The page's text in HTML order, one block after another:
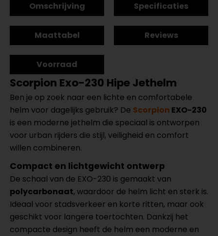
Omschrijving Specificaties
Maattabel Reviews
Voorraad
Scorpion Exo-230 Hipe Jethelm
Ben je op zoek naar een lichte en comfortabele
helm voor dagelijks gebruik? De Scorpion EXO-230
is een moderne jethelm die speciaal is ontworpen
voor urban rijders die stijl, veiligheid en comfort
willen combineren.
Compact en lichtgewicht ontwerp
De schaal van de EXO-230 is gemaakt van
polycarbonaat, waardoor de helm licht en sterk is.
Ideaal voor stadsverkeer en korte ritten, maar ook
geschikt voor langere toertochten. Dankzij het
compacte design heeft de helm een moderne en